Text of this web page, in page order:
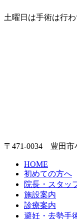
土曜日は手術は行
〒471-0034 豊田市
HOME
初めての方へ
院長・スタッ
施設案内
診療案内
避妊・去勢手